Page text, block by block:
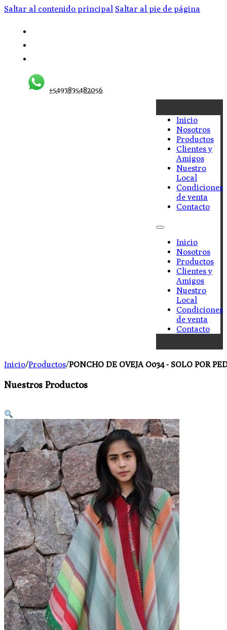
Saltar al contenido principal Saltar al pie de página
+5493835482056
Inicio
Nosotros
Productos
Clientes y
Amigos
Nuestro
Local
Condiciones
de venta
Contacto
Inicio
Nosotros
Productos
Clientes y
Amigos
Nuestro
Local
Condiciones
de venta
Contacto
Inicio/Productos/PONCHO DE OVEJA O034 - SOLO POR
Nuestros Productos